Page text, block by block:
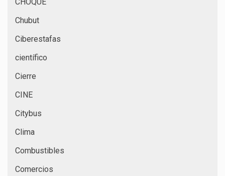
Chubut
Ciberestafas
científico
Cierre
CINE
Citybus
Clima
Combustibles
Comercios